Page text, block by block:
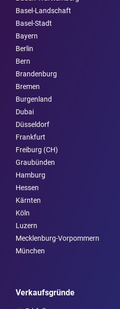
Basel-Landschaft
Basel-Stadt
Bayern
Berlin
Bern
Brandenburg
Bremen
Burgen­land
Dubai
Düsseldorf
Frankfurt
Freiburg (CH)
Graubünden
Hamburg
Hessen
Kärnten
Köln
Luzern
Mecklenburg-Vorpommern
München
Verkaufsgründe